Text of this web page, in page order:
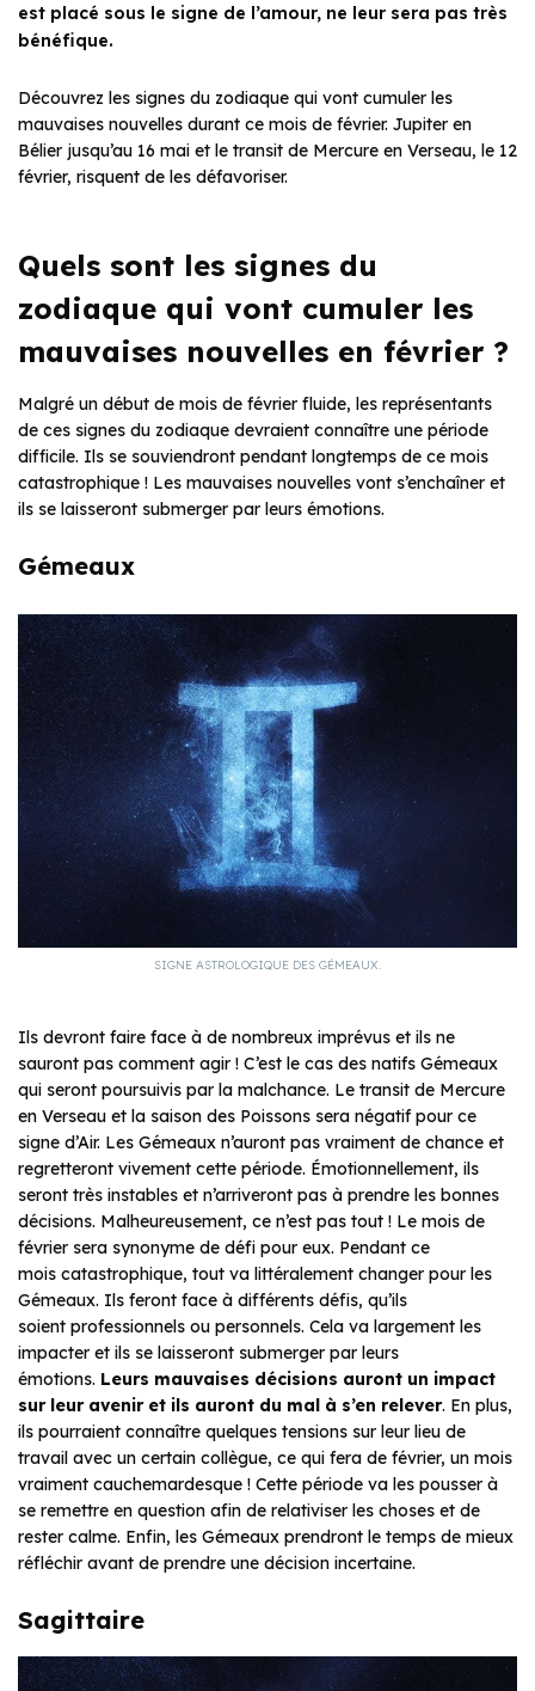
est placé sous le signe de l’amour, ne leur sera pas très
bénéfique.
Découvrez les signes du zodiaque qui vont cumuler les
mauvaises nouvelles durant ce mois de février. Jupiter en
Bélier jusqu’au 16 mai et le transit de Mercure en Verseau, le 12
février, risquent de les défavoriser.
Quels sont les signes du
zodiaque qui vont cumuler les
mauvaises nouvelles en février ?
Malgré un début de mois de février fluide, les représentants
de ces signes du zodiaque devraient connaître une période
difficile. Ils se souviendront pendant longtemps de ce mois
catastrophique ! Les mauvaises nouvelles vont s’enchaîner et
ils se laisseront submerger par leurs émotions.
Gémeaux
SIGNE ASTROLOGIQUE DES GÉMEAUX.
Ils devront faire face à de nombreux imprévus et ils ne
sauront pas comment agir ! C’est le cas des natifs Gémeaux
qui seront poursuivis par la malchance. Le transit de Mercure
en Verseau et la saison des Poissons sera négatif pour ce
signe d’Air. Les Gémeaux n’auront pas vraiment de chance et
regretteront vivement cette période. Émotionnellement, ils
seront très instables et n’arriveront pas à prendre les bonnes
décisions. Malheureusement, ce n’est pas tout ! Le mois de
février sera synonyme de défi pour eux. Pendant ce
mois catastrophique, tout va littéralement changer pour les
Gémeaux. Ils feront face à différents défis, qu’ils
soient professionnels ou personnels. Cela va largement les
impacter et ils se laisseront submerger par leurs
émotions. Leurs mauvaises décisions auront un impact
sur leur avenir et ils auront du mal à s’en relever. En plus,
ils pourraient connaître quelques tensions sur leur lieu de
travail avec un certain collègue, ce qui fera de février, un mois
vraiment cauchemardesque ! Cette période va les pousser à
se remettre en question afin de relativiser les choses et de
rester calme. Enfin, les Gémeaux prendront le temps de mieux
réfléchir avant de prendre une décision incertaine.
Sagittaire